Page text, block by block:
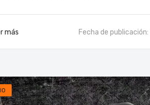
más Fecha de publicación: